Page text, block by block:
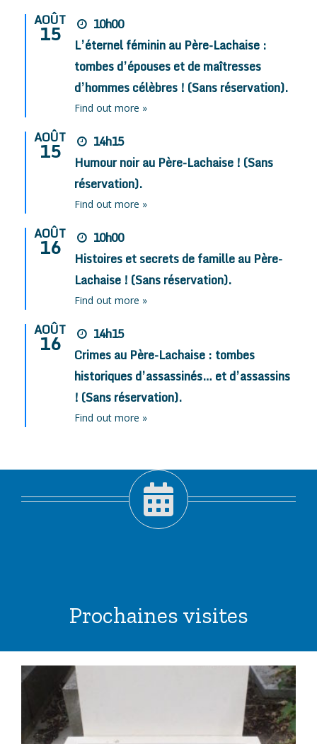
AOÛT
15
10h00
L’éternel féminin au Père-Lachaise :
tombes d’épouses et de maîtresses
d’hommes célèbres ! (Sans réservation).
Find out more »
AOÛT
15
14h15
Humour noir au Père-Lachaise ! (Sans
réservation).
Find out more »
AOÛT
16
10h00
Histoires et secrets de famille au Père-
Lachaise ! (Sans réservation).
Find out more »
AOÛT
16
14h15
Crimes au Père-Lachaise : tombes
historiques d’assassinés… et d’assassins
! (Sans réservation).
Find out more »
Prochaines visites